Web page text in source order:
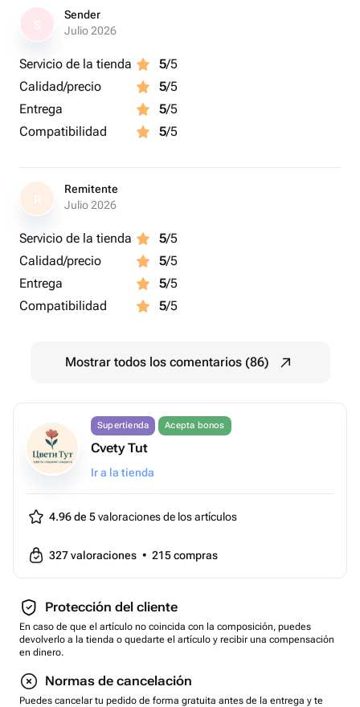
Sender
Julio 2026
Servicio de la tienda 5/5
Calidad/precio
5/5
Entrega
5/5
Compatibilidad
5/5
R
Remitente
Julio 2026
Servicio de la tienda 5/5
Calidad/precio
5/5
Entrega
5/5
Compatibilidad
5/5
Mostrar todos los comentarios (86)
Supertienda Acepta bonos
Cvety Tut
Ir a la tienda
4.96 de 5valoraciones de los artículos
327valoraciones • 215compras
Protección del cliente
En caso de que el artículo no coincida con la composición, puedes
devolverlo a la tienda o quedarte el artículo y recibir una compensación
en dinero.
Normas de cancelación
Puedes cancelar tu pedido de forma gratuita antes de la entrega y te